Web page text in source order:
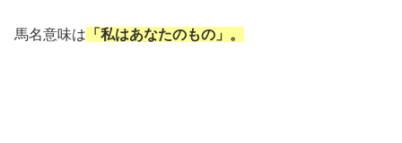
馬名意味は 「私はあなたのもの」。